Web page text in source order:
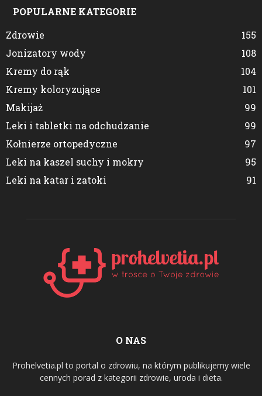
POPULARNE KATEGORIE
Zdrowie
155
Jonizatory wody
108
Kremy do rąk
104
Kremy koloryzujące
101
Makijaż
99
Leki i tabletki na odchudzanie
99
Kołnierze ortopedyczne
97
Leki na kaszel suchy i mokry
95
Leki na katar i zatoki
91
O NAS
Prohelvetia.pl to portal o zdrowiu, na którym publikujemy wiele
cennych porad z kategorii zdrowie, uroda i dieta.